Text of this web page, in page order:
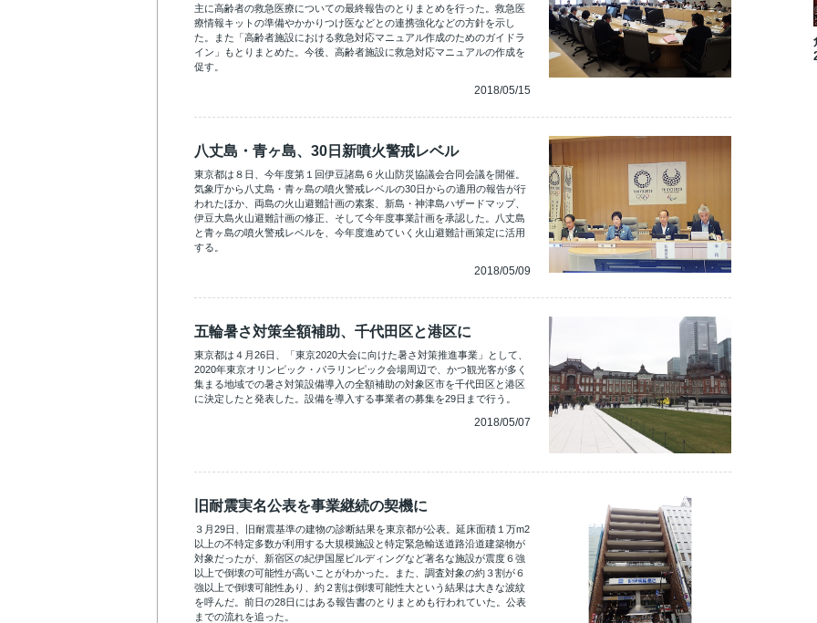
主に高齢者の救急医療についての最終報告のとりまとめを行った。救急医
療情報キットの準備やかかりつけ医などとの連携強化などの方針を示し
た。また「高齢者施設における救急対応マニュアル作成のためのガイドラ
イン」もとりまとめた。今後、高齢者施設に救急対応マニュアルの作成を
促す。
2018/05/15
八丈島・青ヶ島、30日新噴火警戒レベル
東京都は８日、今年度第１回伊豆諸島６火山防災協議会合同会議を開催。
気象庁から八丈島・青ヶ島の噴火警戒レベルの30日からの適用の報告が行
われたほか、両島の火山避難計画の素案、新島・神津島ハザードマップ、
伊豆大島火山避難計画の修正、そして今年度事業計画を承認した。八丈島
と青ヶ島の噴火警戒レベルを、今年度進めていく火山避難計画策定に活用
する。
2018/05/09
五輪暑さ対策全額補助、千代田区と港区に
東京都は４月26日、「東京2020大会に向けた暑さ対策推進事業」として、
2020年東京オリンピック・パラリンピック会場周辺で、かつ観光客が多く
集まる地域での暑さ対策設備導入の全額補助の対象区市を千代田区と港区
に決定したと発表した。設備を導入する事業者の募集を29日まで行う。
2018/05/07
旧耐震実名公表を事業継続の契機に
３月29日、旧耐震基準の建物の診断結果を東京都が公表。延床面積１万m2
以上の不特定多数が利用する大規模施設と特定緊急輸送道路沿道建築物が
対象だったが、新宿区の紀伊国屋ビルディングなど著名な施設が震度６強
以上で倒壊の可能性が高いことがわかった。また、調査対象の約３割が６
強以上で倒壊可能性あり、約２割は倒壊可能性大という結果は大きな波紋
を呼んだ。前日の28日にはある報告書のとりまとめも行われていた。公表
までの流れを追った。